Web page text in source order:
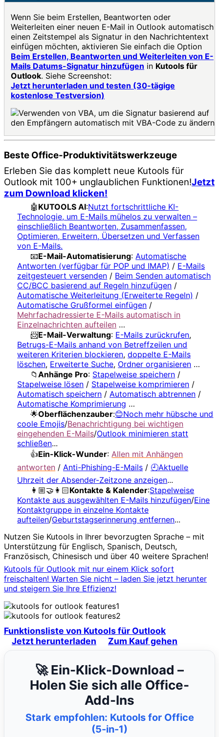
Wenn Sie beim Erstellen, Beantworten oder
Weiterleiten einer neuen E-Mail in Outlook automatisch
einen Zeitstempel als Signatur in den Nachrichtentext
einfügen möchten, aktivieren Sie einfach die Option
Beim Erstellen, Beantworten und Weiterleiten von E-
Mails Datums-Signatur hinzufügen in Kutools für
Outlook. Siehe Screenshot:
Jetzt herunterladen und testen (30-tägige
kostenlose Testversion)
Beste Office-Produktivitätswerkzeuge
Erleben Sie das komplett neue Kutools für
Outlook mit 100+ unglaublichen Funktionen!Jetzt
zum Download klicken!
🤖 KUTOOLS AI:Nutzt fortschrittliche KI-
Technologie, um E-Mails mühelos zu verwalten –
einschließlich Beantworten, Zusammenfassen,
Optimieren, Erweitern, Übersetzen und Verfassen
von E-Mails.
📧E-Mail-Automatisierung: Automatische
Antworten (verfügbar für POP und IMAP) / E-Mails
zeitgesteuert versenden / Beim Senden automatisch
CC/BCC basierend auf Regeln hinzufügen /
Automatische Weiterleitung (Erweiterte Regeln) /
Automatische Grußformel einfügen /
Mehrfachadressierte E-Mails automatisch in
Einzelnachrichten aufteilen …
📨E-Mail-Verwaltung: E-Mails zurückrufen,
Betrugs-E-Mails anhand von Betreffzeilen und
weiteren Kriterien blockieren,doppelte E-Mails
löschen, Erweiterte Suche, Ordner organisieren …
📁Anhänge Pro: Stapelweise speichern /
Stapelweise lösen / Stapelweise komprimieren /
Automatisch speichern / Automatisch abtrennen /
Automatische Komprimierung …
🌟Oberflächenzauber:😊Noch mehr hübsche und
coole Emojis/Benachrichtigung bei wichtigen
eingehenden E-Mails/Outlook minimieren statt
schließen...
👍Ein-Klick-Wunder: Allen mit Anhängen
antworten / Anti-Phishing-E-Mails / 🕘Aktuelle
Uhrzeit der Absender-Zeitzone anzeigen...
👩🏼‍🤝‍👩🏻Kontakte & Kalender:Stapelweise
Kontakte aus ausgewählten E-Mails hinzufügen/Eine
Kontaktgruppe in einzelne Kontakte
aufteilen/Geburtstagserinnerung entfernen...
Nutzen Sie Kutools in Ihrer bevorzugten Sprache – mit
Unterstützung für Englisch, Spanisch, Deutsch,
Französisch, Chinesisch und über 40 weitere Sprachen!
Kutools für Outlook mit nur einem Klick sofort
freischalten! Warten Sie nicht – laden Sie jetzt herunter
und steigern Sie Ihre Effizienz!
Funktionsliste von Kutools für Outlook
Jetzt herunterladen
Zum Kauf gehen
🚀 Ein-Klick-Download –
Holen Sie sich alle Office-
Add-Ins
Stark empfohlen: Kutools for Office
(5-in-1)